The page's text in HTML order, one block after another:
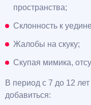
пространства;
Склонность к
Жалобы на скуку;
Скупая мимика,
В период с 7 до 12
добавиться: